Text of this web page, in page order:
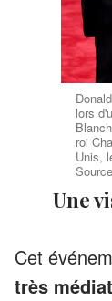
lors
roi
Unis,
Une
Cet
très